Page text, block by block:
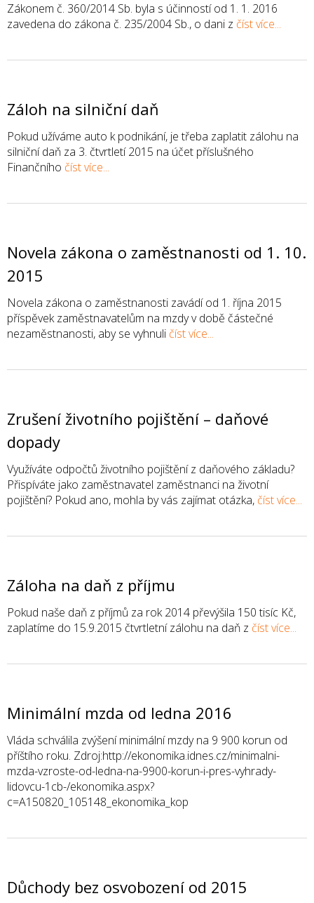
Zákonem č. 360/2014 Sb. byla s účinností od 1. 1. 2016
zavedena do zákona č. 235/2004 Sb., o dani z číst více...
Záloh na silniční daň
Pokud užíváme auto k podnikání, je třeba zaplatit zálohu na
silniční daň za 3. čtvrtletí 2015 na účet příslušného
Finančního číst více...
Novela zákona o zaměstnanosti od 1. 10.
2015
Novela zákona o zaměstnanosti zavádí od 1. října 2015
příspěvek zaměstnavatelům na mzdy v době částečné
nezaměstnanosti, aby se vyhnuli číst více...
Zrušení životního pojištění – daňové
dopady
Využíváte odpočtů životního pojištění z daňového základu?
Přispíváte jako zaměstnavatel zaměstnanci na životní
pojištění? Pokud ano, mohla by vás zajímat otázka, číst více...
Záloha na daň z příjmu
Pokud naše daň z příjmů za rok 2014 převýšila 150 tisíc Kč,
zaplatíme do 15.9.2015 čtvrtletní zálohu na daň z číst více...
Minimální mzda od ledna 2016
Vláda schválila zvýšení minimální mzdy na 9 900 korun od
příštího roku. Zdroj:http://ekonomika.idnes.cz/minimalni-
mzda-vzroste-od-ledna-na-9900-korun-i-pres-vyhrady-
lidovcu-1cb-/ekonomika.aspx?
c=A150820_105148_ekonomika_kop
Důchody bez osvobození od 2015